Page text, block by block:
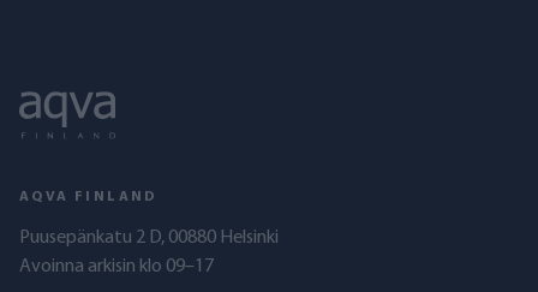
AQVA FINLAND
Puusepänkatu 2 D, 00880 Helsinki
Avoinna arkisin klo 09–17